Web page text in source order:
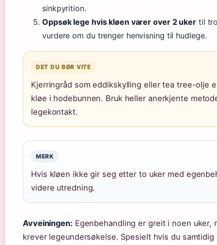
sinkpyrition.
Oppsøk lege hvis kløen varer over 2 uker til
vurdere om du trenger henvisning til hudlege.
DET DU BØR VITE
Kjerringråd som eddikskylling eller tea tree-olje
kløe i hodebunnen. Bruk heller anerkjente
legekontakt.
MERK
Hvis kløen ikke gir seg etter to uker med
videre utredning.
Avveiningen: Egenbehandling er greit i noen
krever legeundersøkelse. Spesielt hvis du